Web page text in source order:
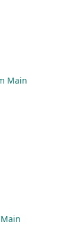
Main